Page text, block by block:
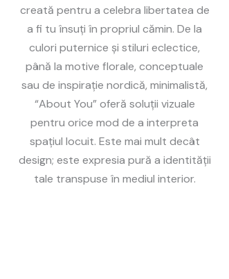
creată pentru a celebra libertatea de
a fi tu însuți în propriul cămin. De la
culori puternice și stiluri eclectice,
până la motive florale, conceptuale
sau de inspirație nordică, minimalistă,
“About You” oferă soluții vizuale
pentru orice mod de a interpreta
spațiul locuit. Este mai mult decât
design; este expresia pură a identității
tale transpuse în mediul interior.